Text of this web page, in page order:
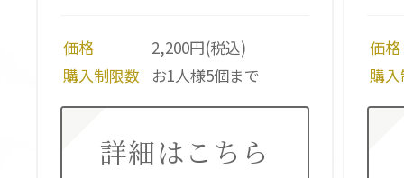
価格
2,200円(税込)
購入制限数
お1人様5個まで
詳細はこちら
価格
購